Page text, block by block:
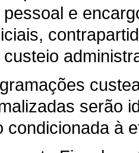
e
serão
condicionada à